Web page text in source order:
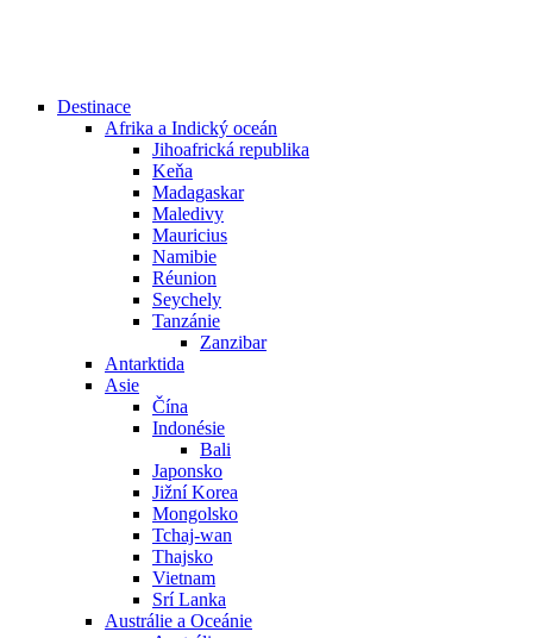
Destinace
Afrika a Indický oceán
Jihoafrická republika
Keňa
Madagaskar
Maledivy
Mauricius
Namibie
Réunion
Seychely
Tanzánie
Zanzibar
Antarktida
Asie
Čína
Indonésie
Bali
Japonsko
Jižní Korea
Mongolsko
Tchaj-wan
Thajsko
Vietnam
Srí Lanka
Austrálie a Oceánie